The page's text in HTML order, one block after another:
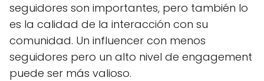
seguidores son importantes, pero también lo
es la calidad de la interacción con su
comunidad. Un influencer con menos
seguidores pero un alto nivel de engagement
puede ser más valioso.